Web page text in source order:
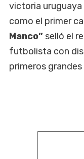
victoria
como el primer
Manco” selló el
futbolista con
primeros grandes